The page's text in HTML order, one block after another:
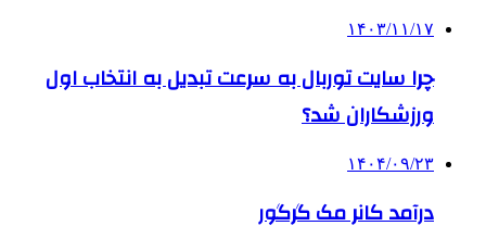
۱۴۰۳/۱۱/۱۷
چرا سایت توربال به ‌سرعت تبدیل به انتخاب اول
ورزشکاران شد؟
۱۴۰۴/۰۹/۲۳
درآمد کانر مک گرگور